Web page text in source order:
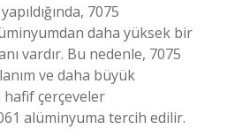
7075
daha yüksek bir
vardır. Bu nedenle, 7075
ve daha büyük
çerçeveler
alüminyuma tercih edilir.